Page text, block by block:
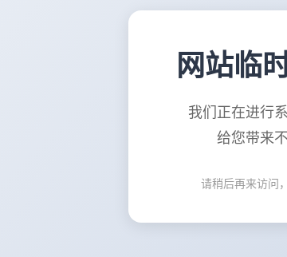
网站临
我们正在进行
给您带来
请稍后再来访问